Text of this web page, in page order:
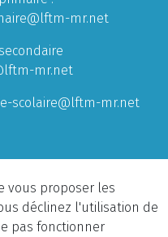
mr.net
mr.net
scolaire@lftm-mr.net
vous proposer les
déclinez l'utilisation de
pas fonctionner